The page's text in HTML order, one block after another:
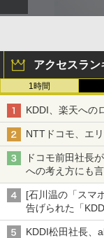
アクセスラン
1時間
KDDI、楽天への
NTTドコモ、エ
ドコモ前田社長
への考え方にも
[石川温の「スマ
告げられた「
穴と楽天モバイ
KDDI松田社長、